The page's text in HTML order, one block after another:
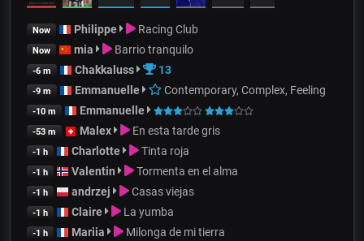
Now Philippe Racing Club
Now mia Barrio tranquilo
-6 m Chakkaluss 13
-9 m Emmanuelle Contemporary, Complex, Feeling
-10 m Emmanuelle
-53 m Malex En esta tarde gris
-1 h Charlotte Tinta roja
-1 h Valentin Tormenta en el alma
-1 h andrzej Casas viejas
-1 h Claire La yumba
-1 h Mariia Milonga de mi tierra